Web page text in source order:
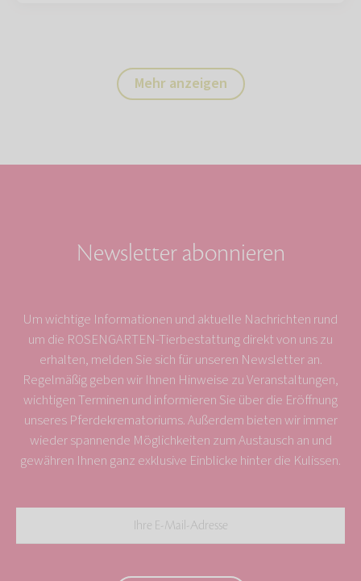
Mehr anzeigen
Newsletter abonnieren
Um wichtige Informationen und aktuelle Nachrichten rund
um die ROSENGARTEN-Tierbestattung direkt von uns zu
erhalten, melden Sie sich für unseren Newsletter an.
Regelmäßig geben wir Ihnen Hinweise zu Veranstaltungen,
wichtigen Terminen und informieren Sie über die Eröffnung
unseres Pferdekrematoriums. Außerdem bieten wir immer
wieder spannende Möglichkeiten zum Austausch an und
gewähren Ihnen ganz exklusive Einblicke hinter die Kulissen.
Ihre
E-